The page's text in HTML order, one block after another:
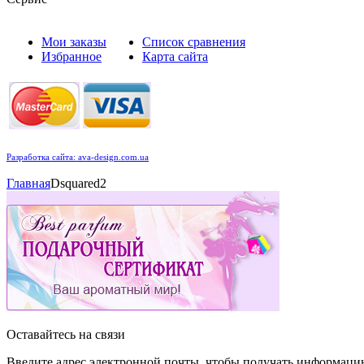
Мои заказы
Избранное
Список сравнения
Карта сайта
Разработка сайта: ava-design.com.ua
ГлавнаяDsquared2
Оставайтесь на связи